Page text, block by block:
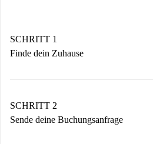
SCHRITT 1
Finde dein Zuhause
Du erhältst alle notwendigen
SCHRITT 2
Sende deine Buchungsanfrage